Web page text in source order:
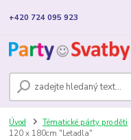
+420 724 095 923
Úvod Tématické párty pro děti
120 x 180cm "Letadla"